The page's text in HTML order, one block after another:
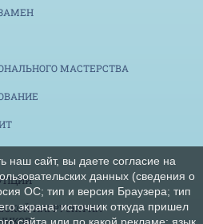
МАСТЕРСТВА
НАГРУЗКИ НА
наш сайт, вы даете согласие на
данных (сведения о
ОС; тип и версия Браузера; тип
экрана; источник откуда пришел